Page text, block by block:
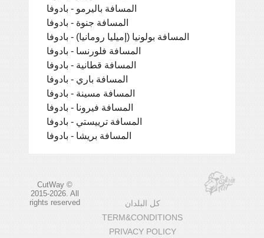
المسافة باليرمو - بادوفا
المسافة جنوة - بادوفا
المسافة بولونيا (إميليا رومانيا) - بادوفا
المسافة فلورنسا - بادوفا
المسافة قطانية - بادوفا
المسافة باري - بادوفا
المسافة مسينة - بادوفا
المسافة فيرونا - بادوفا
المسافة ترييستي - بادوفا
المسافة بريشا - بادوفا
CutWay ©
2015-2026. All
rights reserved
كل البلدان
TERM&CONDITIONS
PRIVACY POLICY